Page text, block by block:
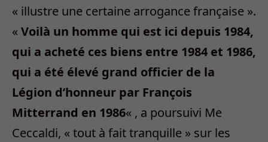
« illustre une certaine arrogance française ».
« Voilà un homme qui est ici depuis 1984,
qui a acheté ces biens entre 1984 et 1986,
qui a été élevé grand officier de la
Légion d’honneur par François
Mitterrand en 1986« , a poursuivi Me
Ceccaldi, « tout à fait tranquille » sur les